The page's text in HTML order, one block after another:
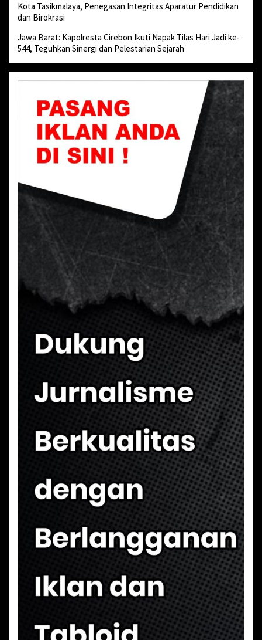
Kota Tasikmalaya, Penegasan Integritas Aparatur Pendidikan
dan Birokrasi
Jawa Barat: Kapolresta Cirebon Ikuti Napak Tilas Hari Jadi ke-
544, Teguhkan Sinergi dan Pelestarian Sejarah